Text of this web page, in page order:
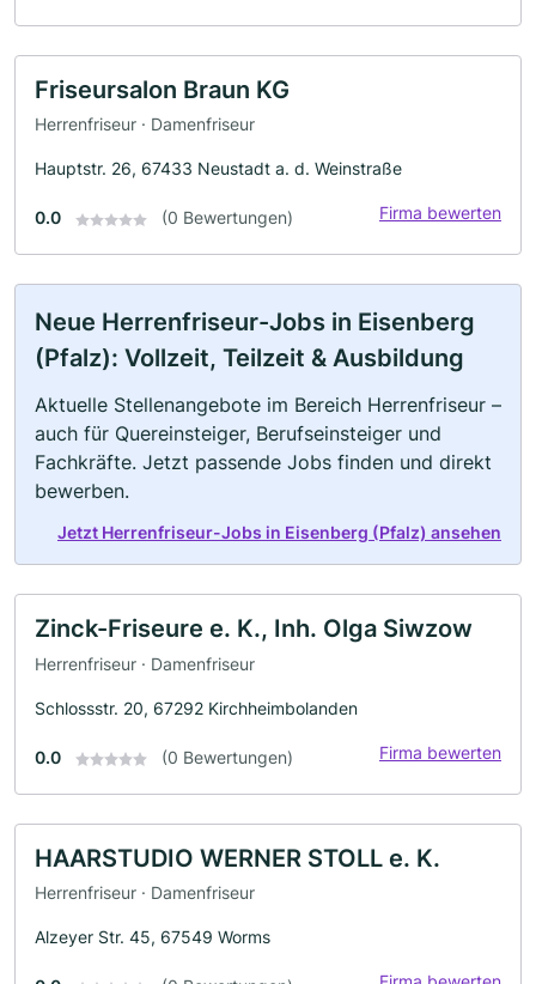
Friseursalon Braun KG
Herrenfriseur · Damenfriseur
Hauptstr. 26, 67433 Neustadt a. d. Weinstraße
0.0 (0 Bewertungen) Firma bewerten
Neue Herrenfriseur-Jobs in Eisenberg
(Pfalz): Vollzeit, Teilzeit & Ausbildung
Aktuelle Stellenangebote im Bereich Herrenfriseur –
auch für Quereinsteiger, Berufseinsteiger und
Fachkräfte. Jetzt passende Jobs finden und direkt
bewerben.
Jetzt Herrenfriseur-Jobs in Eisenberg (Pfalz) ansehen
Zinck-Friseure e. K., Inh. Olga Siwzow
Herrenfriseur · Damenfriseur
Schlossstr. 20, 67292 Kirchheimbolanden
0.0 (0 Bewertungen) Firma bewerten
HAARSTUDIO WERNER STOLL e. K.
Herrenfriseur · Damenfriseur
Alzeyer Str. 45, 67549 Worms